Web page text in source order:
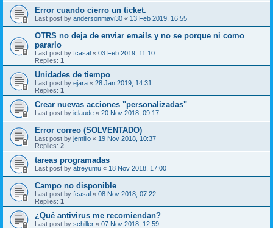
Error cuando cierro un ticket.
Last post by andersonmavi30 « 13 Feb 2019, 16:55
OTRS no deja de enviar emails y no se porque ni como
pararlo
Last post by fcasal « 03 Feb 2019, 11:10
Replies: 1
Unidades de tiempo
Last post by ejara « 28 Jan 2019, 14:31
Replies: 1
Crear nuevas acciones "personalizadas"
Last post by iclaude « 20 Nov 2018, 09:17
Error correo (SOLVENTADO)
Last post by jemilio « 19 Nov 2018, 10:37
Replies: 2
tareas programadas
Last post by atreyumu « 18 Nov 2018, 17:00
Campo no disponible
Last post by fcasal « 08 Nov 2018, 07:22
Replies: 1
¿Qué antivirus me recomiendan?
Last post by schiller « 07 Nov 2018, 12:59